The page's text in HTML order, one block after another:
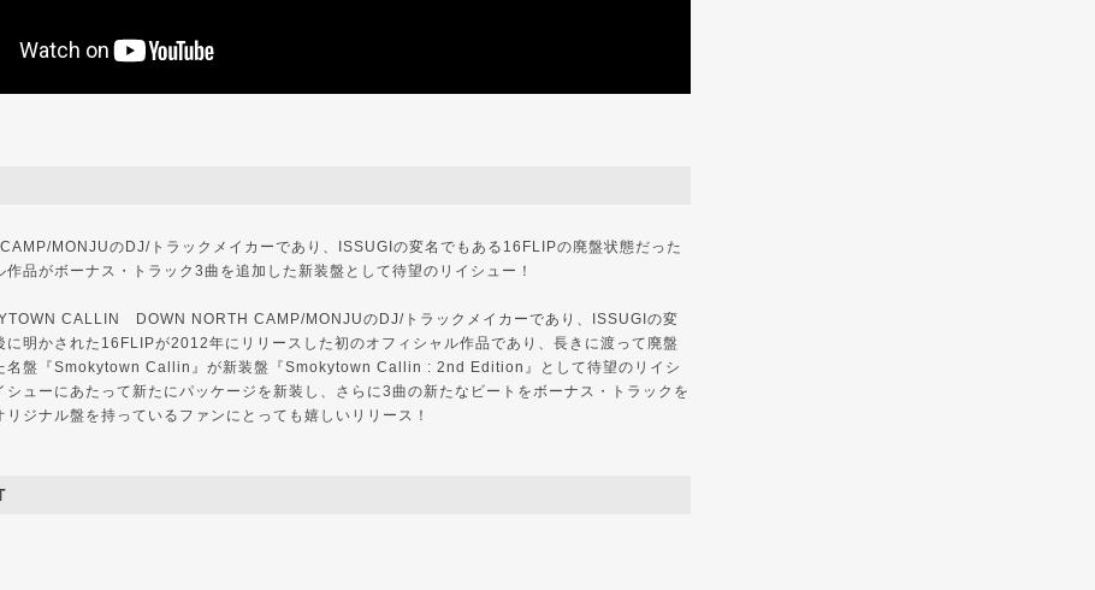
MONJUのDJ/トラックメイカーであり、ISSUGIの変名でもある16FLIPの廃盤状態だった
作品がボーナス・トラック3曲を追加した新装盤として待望のリイシュー！
CALLIN DOWN NORTH CAMP/MONJUのDJ/トラックメイカーであり、ISSUGIの変
に明かされた16FLIPが2012年にリリースした初のオフィシャル作品であり、長きに渡って廃盤
名盤『Smokytown Callin』が新装盤『Smokytown Callin : 2nd Edition』として待望のリイシ
シューにあたって新たにパッケージを新装し、さらに3曲の新たなビートをボーナス・トラックを
リジナル盤を持っているファンにとっても嬉しいリリース！